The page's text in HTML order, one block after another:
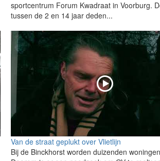
sportcentrum Forum Kwadraat in Voorburg.
tussen de 2 en 14 jaar deden...
Van de straat geplukt over Vlietlijn
Bij de Binckhorst worden duizenden